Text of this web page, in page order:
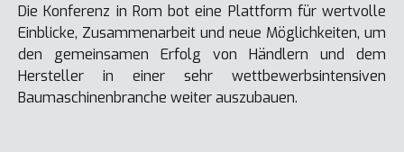
Die Konferenz in Rom bot eine Plattform für wertvolle
Einblicke, Zusammenarbeit und neue Möglichkeiten, um
den gemeinsamen Erfolg von Händlern und dem
Hersteller in einer sehr wettbewerbsintensiven
Baumaschinenbranche weiter auszubauen.